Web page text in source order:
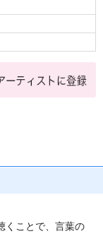
くことで、言葉の